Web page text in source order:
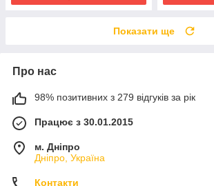
Показати ще
Про нас
98% позитивних з 279 відгуків за рік
Працює з 30.01.2015
м. Дніпро
Дніпро, Україна
Контакти